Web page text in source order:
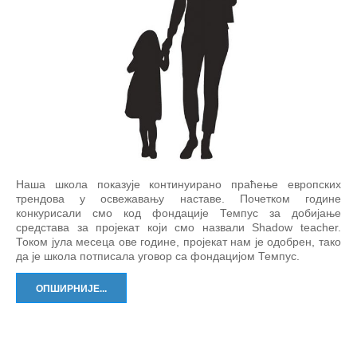
Наша школа показује континуирано праћење европских
трендова у освежавању наставе. Почетком године
конкурисали смо код фондације Темпус за добијање
средстава за пројекат који смо назвали Shadow teacher.
Током јула месеца ове године, пројекат нам је одобрен, тако
да је школа потписала уговор са фондацијом Темпус.
ОПШИРНИЈЕ...